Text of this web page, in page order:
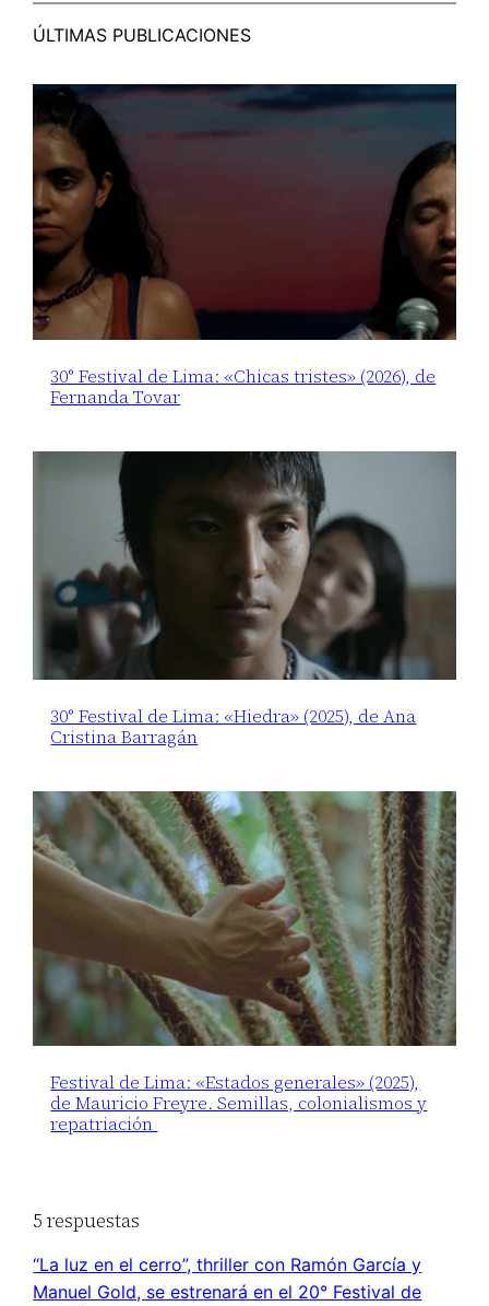
ÚLTIMAS PUBLICACIONES
30° Festival de Lima: «Chicas tristes» (2026), de
Fernanda Tovar
30° Festival de Lima: «Hiedra» (2025), de Ana
Cristina Barragán
Festival de Lima: «Estados generales» (2025),
de Mauricio Freyre. Semillas, colonialismos y
repatriación
5 respuestas
“La luz en el cerro”, thriller con Ramón García y
Manuel Gold, se estrenará en el 20° Festival de